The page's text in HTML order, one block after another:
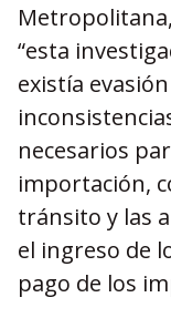
“esta
existía
necesarios
importación,
tránsito y las
el ingreso de
pago de los